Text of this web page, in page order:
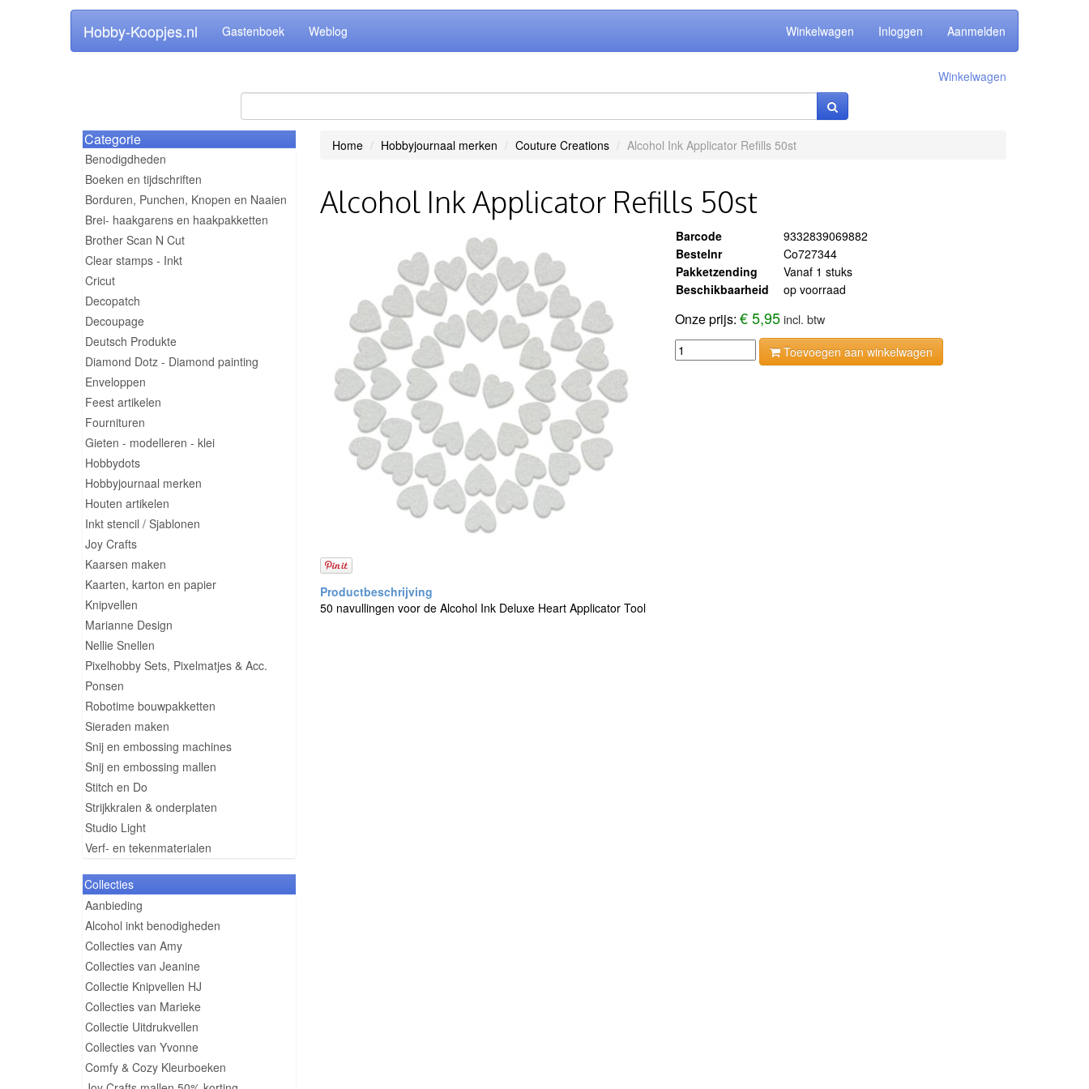
Hobby-Koopjes.nl Gastenboek Weblog Winkelwagen Inloggen Aanmelden
Winkelwagen
Categorie
Benodigdheden
Boeken en tijdschriften
Borduren, Punchen, Knopen en Naaien
Brei- haakgarens en haakpakketten
Brother Scan N Cut
Clear stamps - Inkt
Cricut
Decopatch
Decoupage
Deutsch Produkte
Diamond Dotz - Diamond painting
Enveloppen
Feest artikelen
Fournituren
Gieten - modelleren - klei
Hobbydots
Hobbyjournaal merken
Houten artikelen
Inkt stencil / Sjablonen
Joy Crafts
Kaarsen maken
Kaarten, karton en papier
Knipvellen
Marianne Design
Nellie Snellen
Pixelhobby Sets, Pixelmatjes & Acc.
Ponsen
Robotime bouwpakketten
Sieraden maken
Snij en embossing machines
Snij en embossing mallen
Stitch en Do
Strijkkralen & onderplaten
Studio Light
Verf- en tekenmaterialen
Collecties
Aanbieding
Alcohol inkt benodigheden
Collecties van Amy
Collecties van Jeanine
Collectie Knipvellen HJ
Collecties van Marieke
Collectie Uitdrukvellen
Collecties van Yvonne
Comfy & Cozy Kleurboeken
Home Hobbyjournaal merken Couture Creations Alcohol Ink Applicator Refills 50st
Alcohol Ink Applicator Refills 50st
Barcode
9332839069882
Bestelnr
Co727344
Pakketzending
Vanaf 1 stuks
Beschikbaarheid
op voorraad
Onze prijs:€ 5,95 incl. btw
Toevoegen aan winkelwagen
50 navullingen voor de Alcohol Ink Deluxe Heart Applicator Tool